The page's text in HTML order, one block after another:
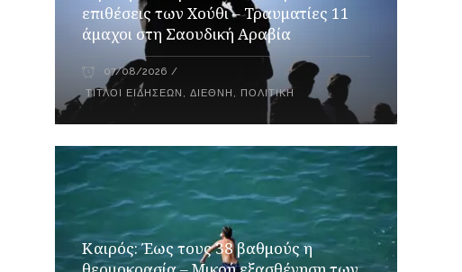
επιθέσεις των Χούθι – Τραυματίες 11
άμαχοι στη Σαουδική Αραβία
07/08/2026
ΤΊΤΛΟΙ ΕΙΔΉΣΕΩΝ ,ΔΙΕΘΝΉ , ΠΟΛΙΤΙΚΉ
Καιρός: Έως τους 38 βαθμούς η